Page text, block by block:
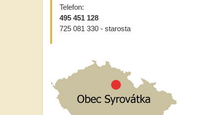
Telefon:
495 451 128
725 081 330 - starosta